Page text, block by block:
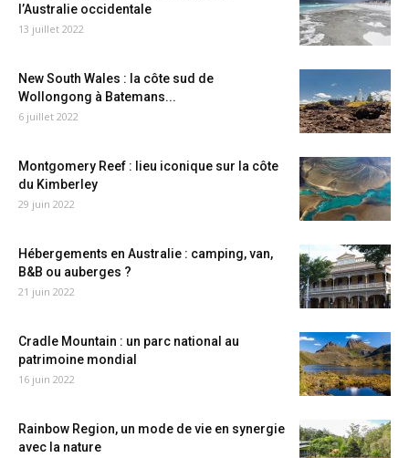
l’Australie occidentale
13 juillet 2022
New South Wales : la côte sud de
Wollongong à Batemans...
6 juillet 2022
Montgomery Reef : lieu iconique sur la côte
du Kimberley
29 juin 2022
Hébergements en Australie : camping, van,
B&B ou auberges ?
21 juin 2022
Cradle Mountain : un parc national au
patrimoine mondial
16 juin 2022
Rainbow Region, un mode de vie en synergie
avec la nature